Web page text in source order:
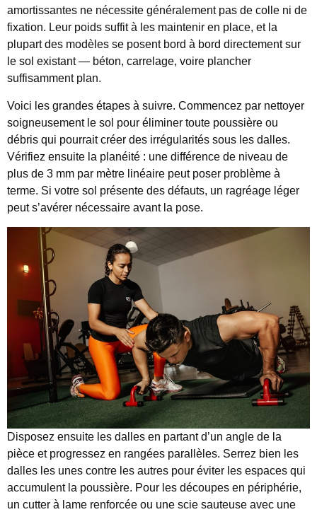
amortissantes ne nécessite généralement pas de colle ni de
fixation. Leur poids suffit à les maintenir en place, et la
plupart des modèles se posent bord à bord directement sur
le sol existant — béton, carrelage, voire plancher
suffisamment plan.
Voici les grandes étapes à suivre. Commencez par nettoyer
soigneusement le sol pour éliminer toute poussière ou
débris qui pourrait créer des irrégularités sous les dalles.
Vérifiez ensuite la planéité : une différence de niveau de
plus de 3 mm par mètre linéaire peut poser problème à
terme. Si votre sol présente des défauts, un ragréage léger
peut s’avérer nécessaire avant la pose.
Disposez ensuite les dalles en partant d’un angle de la
pièce et progressez en rangées parallèles. Serrez bien les
dalles les unes contre les autres pour éviter les espaces qui
accumulent la poussière. Pour les découpes en périphérie,
un cutter à lame renforcée ou une scie sauteuse avec une